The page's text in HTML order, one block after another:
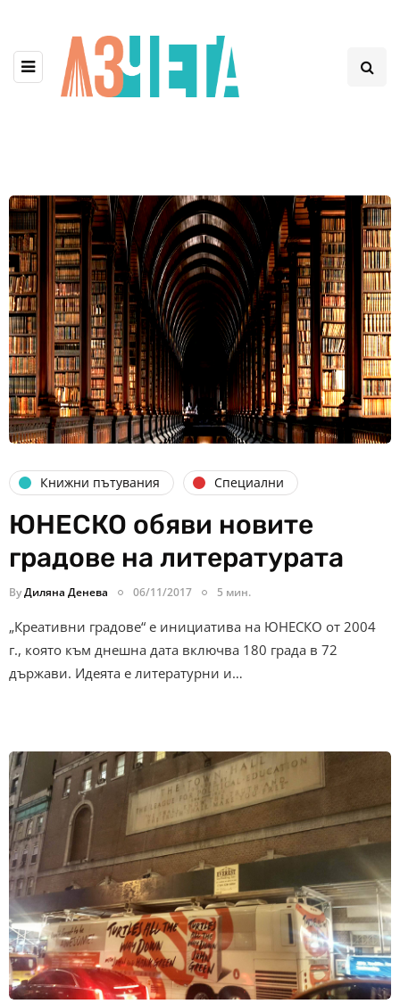
Книжни пътувания Специални
ЮНЕСКО обяви новите
градове на литературата
ByДиляна Денева 06/11/2017 5 мин.
„Креативни градове“ е инициатива на ЮНЕСКО от 2004
г., която към днешна дата включва 180 града в 72
държави. Идеята е литературни и…